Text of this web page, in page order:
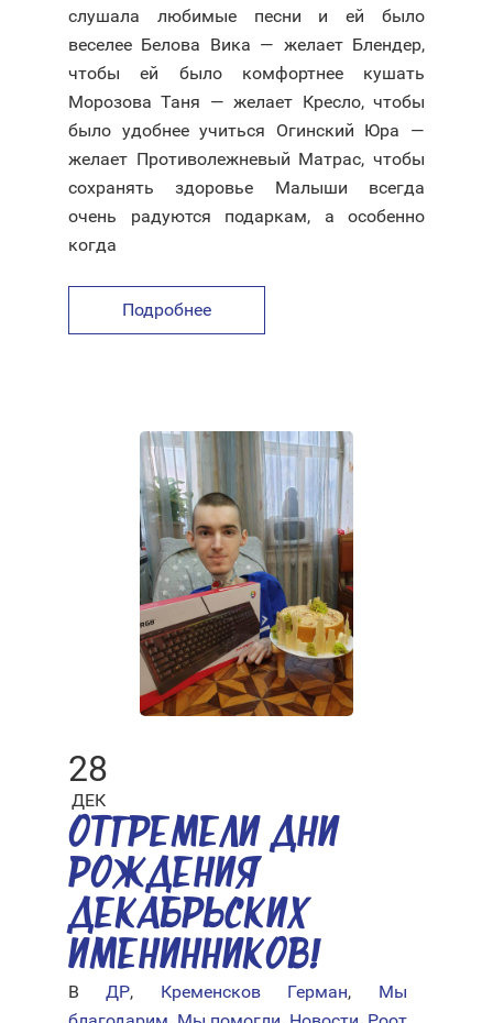
слушала любимые песни и ей было
веселее Белова Вика — желает Блендер,
чтобы ей было комфортнее кушать
Морозова Таня — желает Кресло, чтобы
было удобнее учиться Огинский Юра —
желает Противолежневый Матрас, чтобы
сохранять здоровье Малыши всегда
очень радуются подаркам, а особенно
когда
Подробнее
28
ДЕК
ОТГРЕМЕЛИ ДНИ
РОЖДЕНИЯ
ДЕКАБРЬСКИХ
ИМЕНИННИКОВ!
ВДР, Кременсков Герман, Мы